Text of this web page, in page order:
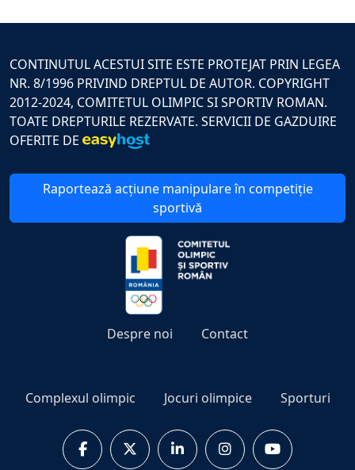
CONTINUTUL ACESTUI SITE ESTE PROTEJAT PRIN LEGEA
NR. 8/1996 PRIVIND DREPTUL DE AUTOR. COPYRIGHT
2012-2024, COMITETUL OLIMPIC SI SPORTIV ROMAN.
TOATE DREPTURILE REZERVATE. SERVICII DE GAZDUIRE
OFERITE DE
Raportează acțiune manipulare în competiție
sportivă
Despre noi Contact
Complexul olimpic Jocuri olimpice Sporturi